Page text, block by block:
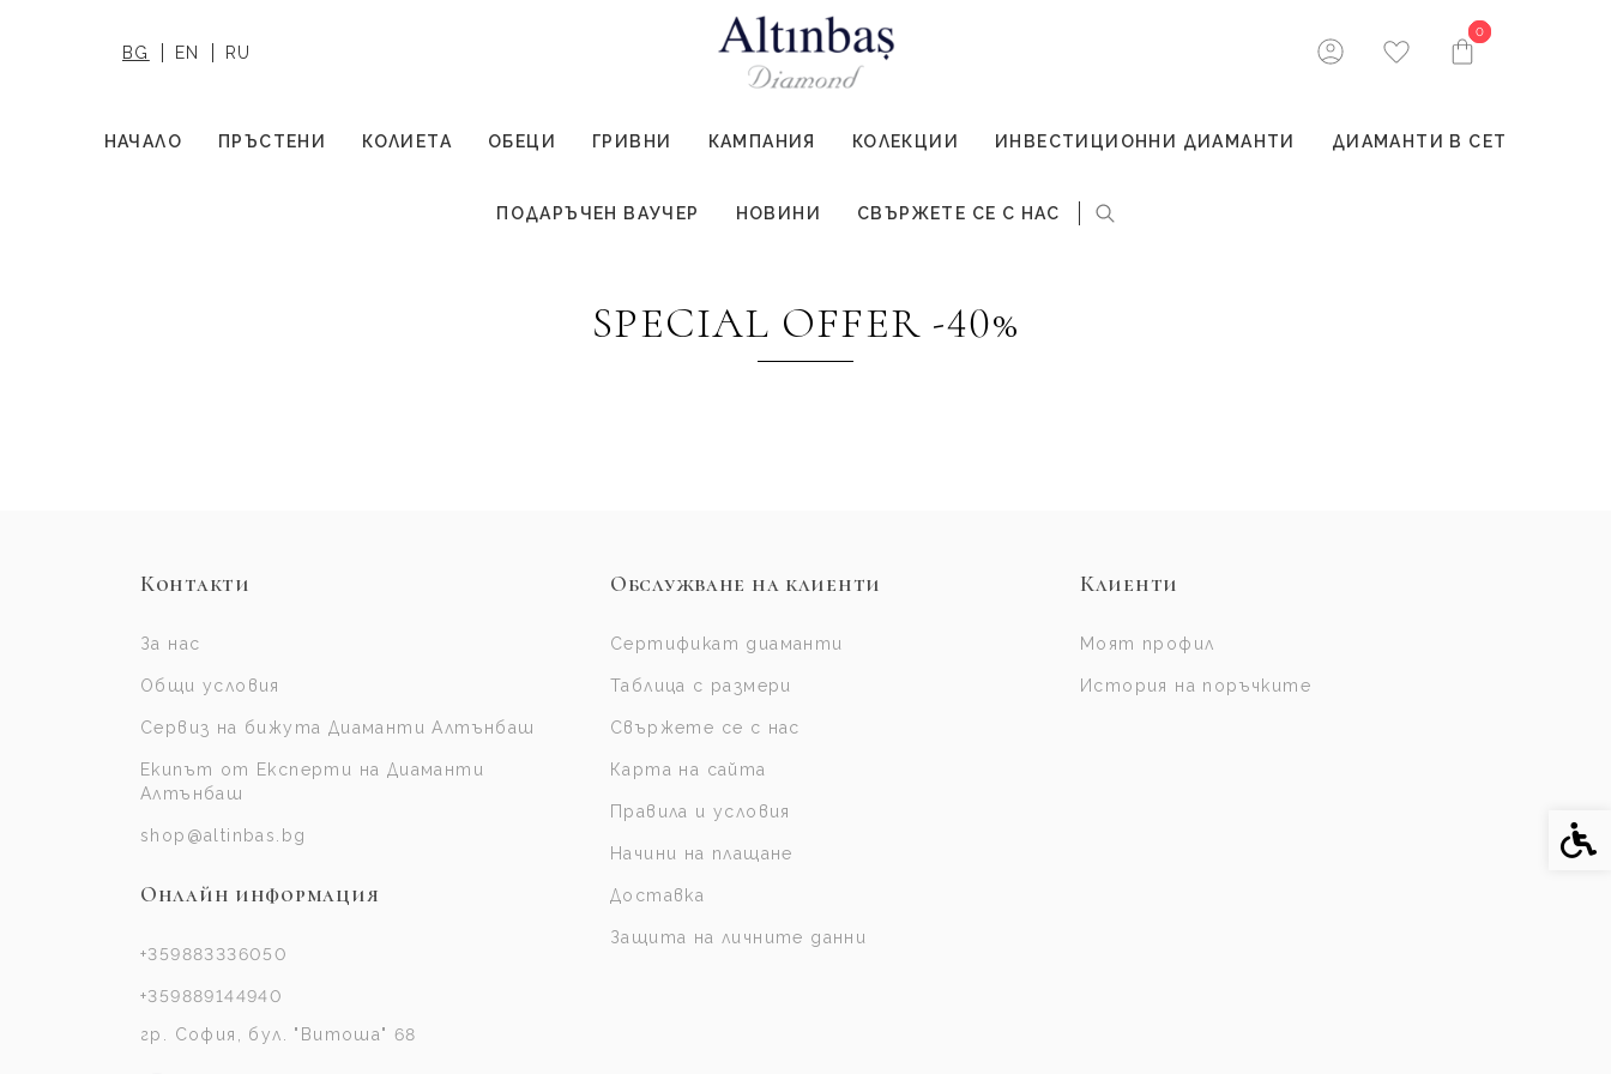
BG EN RU
0
0
НАЧАЛО ПРЪСТЕНИ КОЛИЕТА ОБЕЦИ ГРИВНИ КАМПАНИЯ КОЛЕКЦИИ ИНВЕСТИЦИОННИ ДИАМАНТИ ДИАМАНТИ В СЕТ
ПОДАРЪЧЕН ВАУЧЕР НОВИНИ СВЪРЖЕТЕ СЕ С НАС
SPECIAL OFFER -40%
Контакти
За нас
Общи условия
Сервиз на бижута Диаманти Алтънбаш
Екипът от Експерти на Диаманти
Алтънбаш
shop@altinbas.bg
Онлайн информация
+359883336050
+359889144940
гр. София, бул. "Витоша" 68
Обслужване на клиенти
Сертификат диаманти
Таблица с размери
Свържете се с нас
Карта на сайта
Правила и условия
Начини на плащане
Доставка
Защита на личните данни
Клиенти
Моят профил
История на поръчките